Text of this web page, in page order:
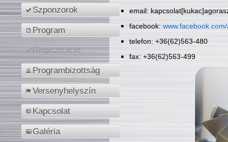
Szponzorok
Program
Regisztráció
Programbizottság
Versenyhelyszín
Kapcsolat
Galéria
email:
facebook:
telefon: +36(62)563-480
fax: +36(62)563-499